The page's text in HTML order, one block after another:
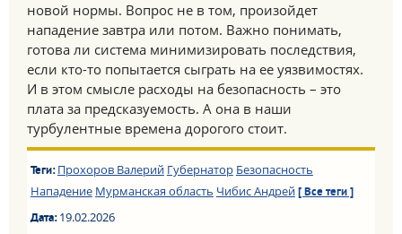
новой нормы. Вопрос не в том, произойдет
нападение завтра или потом. Важно понимать,
готова ли система минимизировать последствия,
если кто-то попытается сыграть на ее уязвимостях.
И в этом смысле расходы на безопасность – это
плата за предсказуемость. А она в наши
турбулентные времена дорогого стоит.
Теги: Прохоров Валерий Губернатор Безопасность
Нападение Мурманская область Чибис Андрей [ Все теги ]
Дата:19.02.2026